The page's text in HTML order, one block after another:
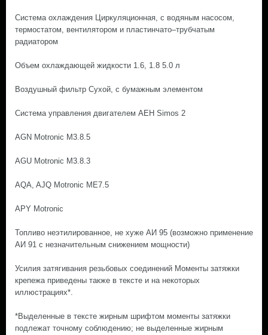
Система охлаждения Циркуляционная, с водяным насосом,
термостатом, вентилятором и пластинчато–трубчатым
радиатором
Объем охлаждающей жидкости 1.6, 1.8 5.0 л
Воздушный фильтр Сухой, с бумажным элементом
Система управления двигателем AEH Simos 2
AGN Motronic M3.8.5
AGU Motronic M3.8.3
AQA, AJQ Motronic ME7.5
APY Motronic
Топливо неэтилированное, не хуже АИ 95 (возможно применение
АИ 91 с незначительным снижением мощности)
Усилия затягивания резьбовых соединений Моменты затяжки
крепежа приведены также в тексте и на некоторых
иллюстрациях*.
*Выделенные в тексте жирным шрифтом моменты затяжки
подлежат точному соблюдению; не выделенные жирным